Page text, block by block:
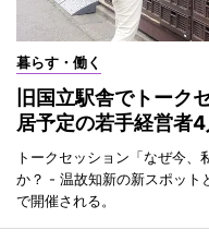
暮らす・働く
旧国立駅舎でトー
居予定の若手経営者4
トークセッション「なぜ今
か？ - 温故知新の新スポット
で開催される。